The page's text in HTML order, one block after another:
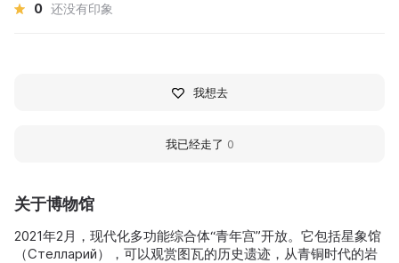
关于博物馆
2021年2月，现代化多功能综合体“青年宫”开放。它包括星象馆
（Стелларий），可以观赏图瓦的历史遗迹，从青铜时代的岩
0 还没有印象
我想去
我已经走了 0